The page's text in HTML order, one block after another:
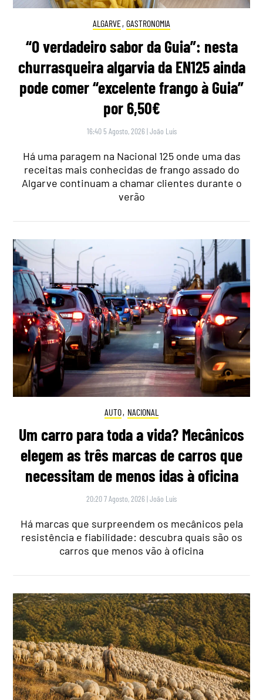
ALGARVE, GASTRONOMIA
“O verdadeiro sabor da Guia”: nesta
churrasqueira algarvia da EN125 ainda
pode comer “excelente frango à Guia”
por 6,50€
16:40 5 Agosto, 2026 |João Luís
Há uma paragem na Nacional 125 onde uma das
receitas mais conhecidas de frango assado do
Algarve continuam a chamar clientes durante o
verão
AUTO, NACIONAL
Um carro para toda a vida? Mecânicos
elegem as três marcas de carros que
necessitam de menos idas à oficina
20:20 7 Agosto, 2026 |João Luís
Há marcas que surpreendem os mecânicos pela
resistência e fiabilidade: descubra quais são os
carros que menos vão à oficina